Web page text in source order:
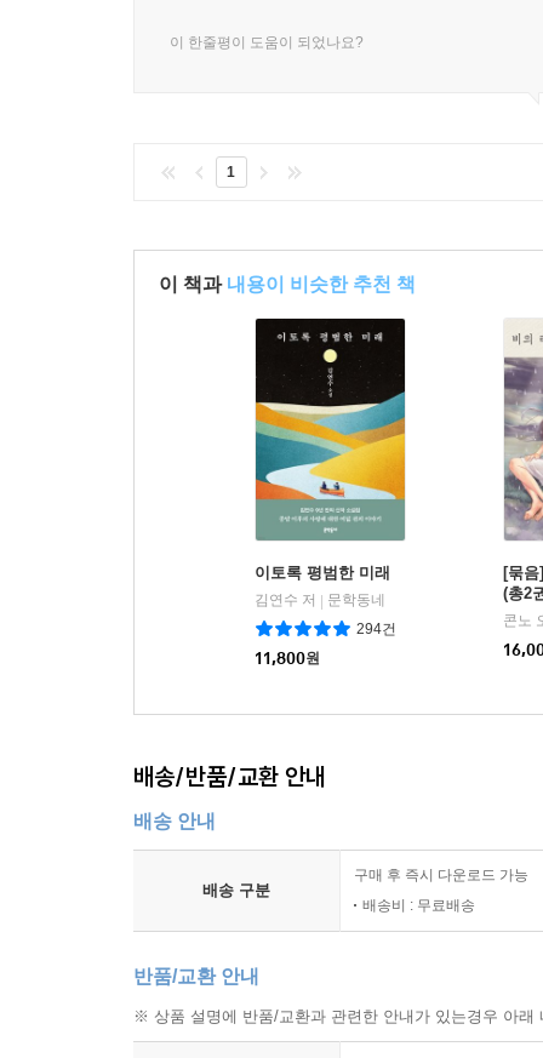
이 한줄평이 도움이 되었나요?
1
이 책과 내용이 비슷한 추천 책
이토록 평범한 미래
김연수 저 | 문학동네
294건
11,800원
[묶음
(총2
배송/반품/교환 안내
배송 안내
배송 구분
구매 후 즉시 다운로드 가능
배송비 : 무료배송
반품/교환 안내
※ 상품 설명에 반품/교환과 관련한 안내가 있는경우 아